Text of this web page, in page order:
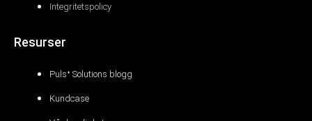
Integritetspolicy
Resurser
Pulsᐩ Solutions blogg
Kundcase